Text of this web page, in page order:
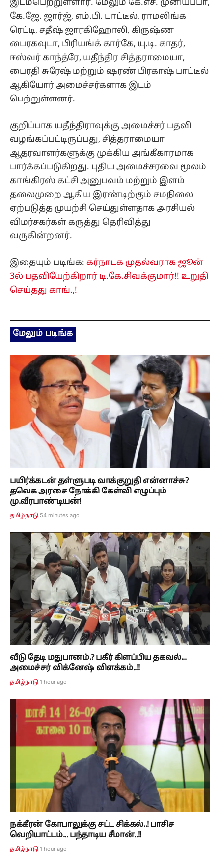
இடம்பெற்றுள்ளார். மேலும் கே.எச். முனியப்பா,
கே.ஜே. ஜார்ஜ், எம்.பி. பாட்டீல், ராமலிங்க
ரெட்டி, சதீஷ் ஜாரகிஹோலி, கிருஷ்ண
பைரகவுடா, பிரியங்க் கார்கே, யு.டி. காதர்,
ஈஸ்வர் காந்த்ரே, யதீந்திர சித்தராமையா,
பைரதி சுரேஷ் மற்றும் ஷரண் பிரகாஷ் பாட்டீல்
ஆகியோர் அமைச்சர்களாக இடம்
பெற்றுள்ளனர்.
குறிப்பாக யதீந்திராவுக்கு அமைச்சர் பதவி
வழங்கப்பட்டிருப்பது, சித்தராமையா
ஆதரவாளர்களுக்கு முக்கிய அங்கீகாரமாக
பார்க்கப்படுகிறது. புதிய அமைச்சரவை மூலம்
காங்கிரஸ் கட்சி அனுபவம் மற்றும் இளம்
தலைமுறை ஆகிய இரண்டிற்கும் சமநிலை
ஏற்படுத்த முயற்சி செய்துள்ளதாக அரசியல்
விமர்சகர்கள் கருத்து தெரிவித்து
வருகின்றனர்.
இதையும் படிங்க: கர்நாடக முதல்வராக ஜூன்
3ல் பதவியேற்கிறார் டி.கே.சிவக்குமார்!! உறுதி
செய்தது காங்.,!
மேலும் படிங்க
பயிர்க்கடன் தள்ளுபடி வாக்குறுதி என்னாச்சு?
தவெக அரசை நோக்கி கேள்வி எழுப்பும்
மு.வீரபாண்டியன்!
தமிழ்நாடு 54 minutes ago
வீடு தேடி மதுபானம்.? பகீர் கிளப்பிய தகவல்...
அமைச்சர் விக்னேஷ் விளக்கம்..!!
தமிழ்நாடு 1 hour ago
நக்கீரன் கோபாலுக்கு சட்ட சிக்கல்..! பாசிச
வெறியாட்டம்... பந்தாடிய சீமான்..!!
தமிழ்நாடு 1 hour ago